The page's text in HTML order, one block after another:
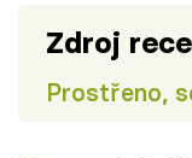
Zdroj
Prostřeno,